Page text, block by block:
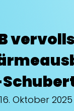
16. Oktober 2025